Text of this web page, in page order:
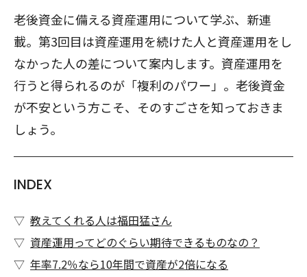
老後資金に備える資産運用について学ぶ、新連
載。第3回目は資産運用を続けた人と資産運用をし
なかった人の差について案内します。資産運用を
行うと得られるのが「複利のパワー」。老後資金
が不安という方こそ、そのすごさを知っておきま
しょう。
INDEX
教えてくれる人は福田猛さん
資産運用ってどのぐらい期待できるものなの？
年率7.2％なら10年間で資産が2倍になる